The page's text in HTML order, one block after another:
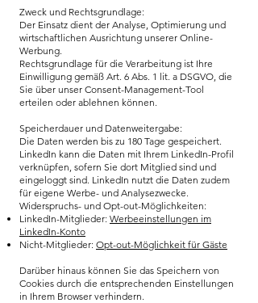
Zweck und Rechtsgrundlage:
Der Einsatz dient der Analyse, Optimierung und
wirtschaftlichen Ausrichtung unserer Online-
Werbung.
Rechtsgrundlage für die Verarbeitung ist Ihre
Einwilligung gemäß Art. 6 Abs. 1 lit. a DSGVO, die
Sie über unser Consent-Management-Tool
erteilen oder ablehnen können.
Speicherdauer und Datenweitergabe:
Die Daten werden bis zu 180 Tage gespeichert.
LinkedIn kann die Daten mit Ihrem LinkedIn-Profil
verknüpfen, sofern Sie dort Mitglied sind und
eingeloggt sind. LinkedIn nutzt die Daten zudem
für eigene Werbe- und Analysezwecke.
Widerspruchs- und Opt-out-Möglichkeiten:
LinkedIn-Mitglieder: Werbeeinstellungen im
LinkedIn-Konto
Nicht-Mitglieder: Opt-out-Möglichkeit für Gäste
Darüber hinaus können Sie das Speichern von
Cookies durch die entsprechenden Einstellungen
in Ihrem Browser verhindern.